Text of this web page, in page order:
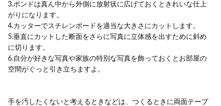
3.ボンドは真ん中から外側に放射状に広げておくときれいな仕上
がりになります。
4.カッターでスチレンボードを適当な大きさにカットします。
5.垂直にカットした断面をさらに写真に立体感を出すために斜め
に切ります。
6.自分が好きな写真や家族の特別な写真を飾っておくとお部屋の
空間がぐっと引き立ちますよ。
手を汚したくないと考えるときなどは、つくるときに両面テープ